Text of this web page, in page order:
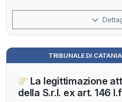
TRIBUNALE DI
La legittimazione
della S.r.l. ex art. 146